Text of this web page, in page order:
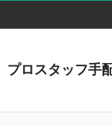
プロスタッフ手